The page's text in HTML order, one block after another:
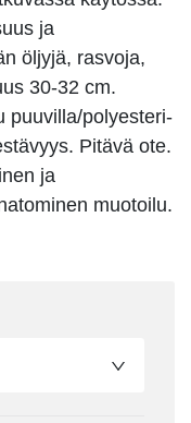
ja
öljyjä, rasvoja,
30-32 cm.
puuvilla/polyesteri-
Pitävä ote.
ja
muotoilu.